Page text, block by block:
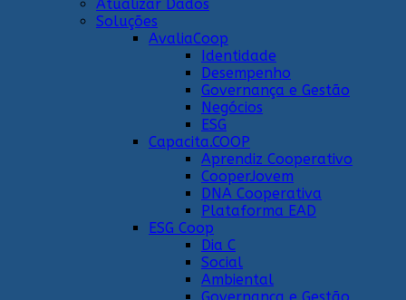
Atualizar Dados
Soluções
AvaliaCoop
Identidade
Desempenho
Governança e Gestão
Negócios
ESG
Capacita.COOP
Aprendiz Cooperativo
CooperJovem
DNA Cooperativa
Plataforma EAD
ESG Coop
Dia C
Social
Ambiental
Governança e Gestão